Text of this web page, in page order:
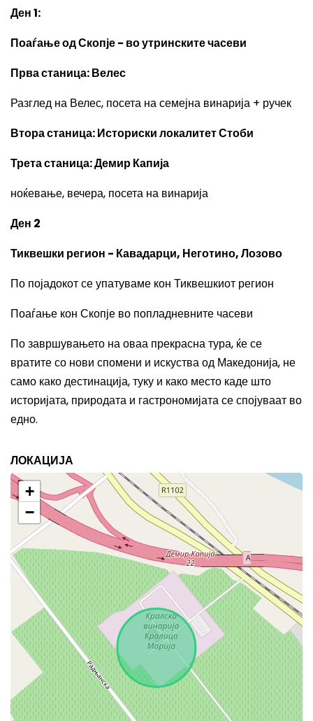
Ден 1:
Поаѓање од Скопје - во утринските часеви
Прва станица: Велес
Разглед на Велес, посета на семејна винарија + ручек
Втора станица: Историски локалитет Стоби
Трета станица: Демир Капија
ноќевање, вечера, посета на винарија
Ден 2
Тиквешки регион - Кавадарци, Неготино, Лозово
По појадокот се упатуваме кон Тиквешкиот регион
Поаѓање кон Скопје во попладневните часеви
По завршувањето на оваа прекрасна тура, ќе се
вратите со нови спомени и искуства од Македонија, не
само како дестинација, туку и како место каде што
историјата, природата и гастрономијата се спојуваат во
едно.
ЛОКАЦИЈА
+
−